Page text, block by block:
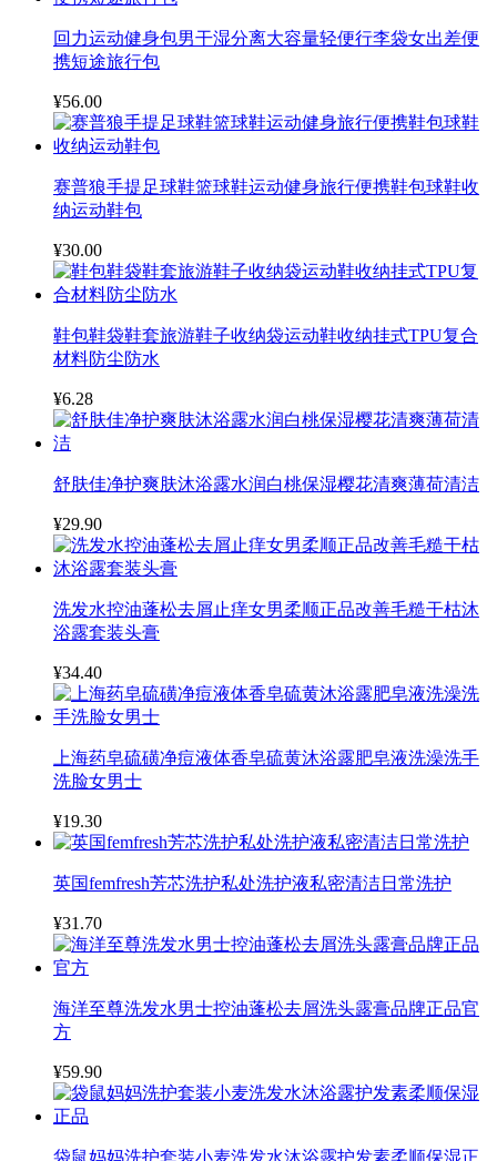
回力运动健身包男干湿分离大容量轻便行李袋女出差便
携短途旅行包
¥56.00
赛普狼手提足球鞋篮球鞋运动健身旅行便携鞋包球鞋收
纳运动鞋包
¥30.00
鞋包鞋袋鞋套旅游鞋子收纳袋运动鞋收纳挂式TPU复合
材料防尘防水
¥6.28
舒肤佳净护爽肤沐浴露水润白桃保湿樱花清爽薄荷清洁
¥29.90
洗发水控油蓬松去屑止痒女男柔顺正品改善毛糙干枯沐
浴露套装头膏
¥34.40
上海药皂硫磺净痘液体香皂硫黄沐浴露肥皂液洗澡洗手
洗脸女男士
¥19.30
英国femfresh芳芯洗护私处洗护液私密清洁日常洗护
¥31.70
海洋至尊洗发水男士控油蓬松去屑洗头露膏品牌正品官
方
¥59.90
袋鼠妈妈洗护套装小麦洗发水沐浴露护发素柔顺保湿正